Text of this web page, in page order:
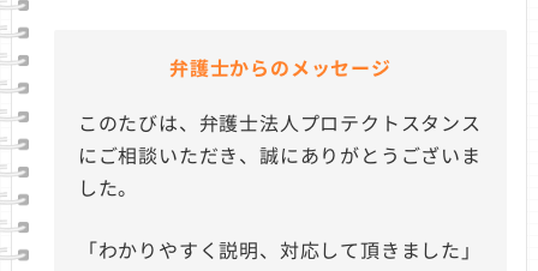
弁護士からのメッセージ
このたびは、弁護士法人プロテクトスタンス
にご相談いただき、誠にありがとうございま
した。
「わかりやすく説明、対応して頂きました」